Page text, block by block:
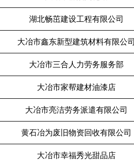
湖北畅茁建设工程有限公司
大冶市鑫东新型建筑材料有限公司
大冶市三合人力劳务服务部
大冶市家帮建材油漆店
大冶市亮洁劳务派遣有限公司
黄石冶为废旧物资回收有限公司
大冶市幸福秀光甜品店